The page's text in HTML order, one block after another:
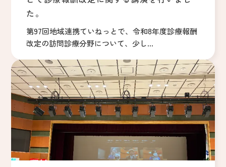
た。
第97回地域連携ていねっとで、令和8年度診療報酬
改定の訪問診療分野について、少し...